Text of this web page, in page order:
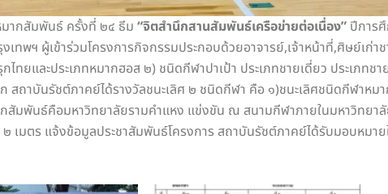
ากสัมพันธ์ ครั้งที่ ๒๔ ธีม “จิตสำนึกสานสัมพันธ์เครือข่ายต่อเนื่อง” ปีการ
ทพฯ ผู้เข้าร่วมโครงการกิจกรรมประกอบด้วยอาจารย์,เจ้าหน้าที่,ศิษย์เก่า
ทยและประเภทหมากฮอส ๒) ชนิดกีฬาปาเป้า ประเภทชายเดี่ยว ประเภท
าบันรัชต์ภาคย์ได้รางวัลชนะเลิศ ๒ ชนิดกีฬา คือ ๑)ชนะเลิศชนิดกีฬาหมา
สัมพันธ์คือมหาวิทยาลัยรามคำแหง แข่งขัน ณ สนามกีฬาภายในมหาวิทย
มตร แจ้งข้อมูลประชาสัมพันธ์โครงการ สถาบันรัชต์ภาคย์ได้รับมอบหมา